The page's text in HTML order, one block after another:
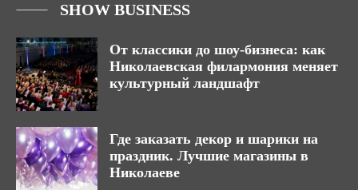
SHOW BUSINESS
От классики до шоу-бизнеса: как
Николаевская филармония меняет
культурный ландшафт
Где заказать декор и шарики на
праздник. Лучшие магазины в
Николаеве